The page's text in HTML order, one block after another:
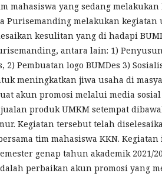
mahasiswa yang sedang
Purisemanding melakukan kegiatan
kesulitan yang di hadapi
antara lain: 1)
2) Pembuatan logo BUMDes 3)
meningkatkan jiwa usaha di
akun promosi melalui media
produk UMKM setempat
Kegiatan tersebut telah
tim mahasiswa KKN.
genap tahun akademik 2021/
perbaikan akun promosi yang